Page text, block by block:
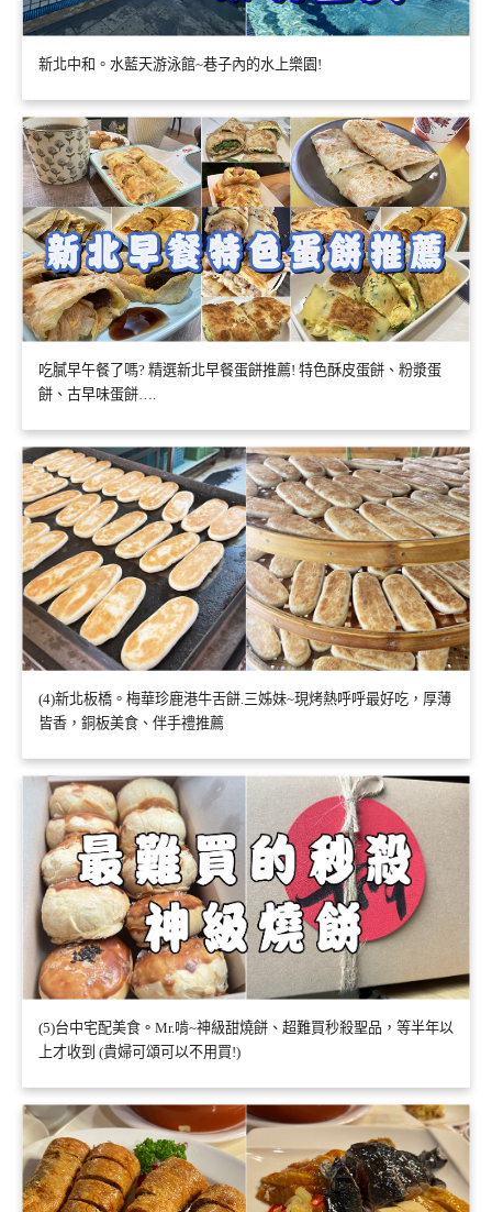
新北中和。水藍天游泳館~巷子內的水上樂園!
吃膩早午餐了嗎? 精選新北早餐蛋餅推薦! 特色酥皮蛋餅、粉漿蛋
餅、古早味蛋餅….
(4)新北板橋。梅華珍鹿港牛舌餅.三姊妹~現烤熱呼呼最好吃，厚薄
皆香，銅板美食、伴手禮推薦
(5)台中宅配美食。Mr.啃~神級甜燒餅、超難買秒殺聖品，等半年以
上才收到 (貴婦可頌可以不用買!)